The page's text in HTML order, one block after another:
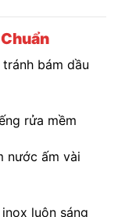
bám dầu
rửa mềm
nước ấm vài
luôn sáng